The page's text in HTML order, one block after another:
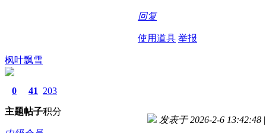
回复
使用道具 举报
枫叶飘雪
0
主题
41
帖子
203
积分
发表于 2026-2-6 13:42:48 |